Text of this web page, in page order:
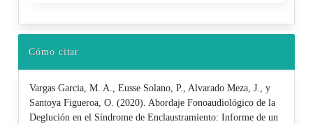
Cómo citar
Vargas Garcia, M. A., Eusse Solano, P., Alvarado Meza, J., y
Santoya Figueroa, O. (2020). Abordaje Fonoaudiológico de la
Deglución en el Síndrome de Enclaustramiento: Informe de un